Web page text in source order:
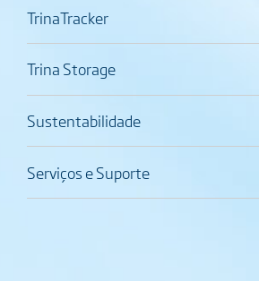
TrinaTracker
Trina Storage
Sustentabilidade
Serviços e Suporte